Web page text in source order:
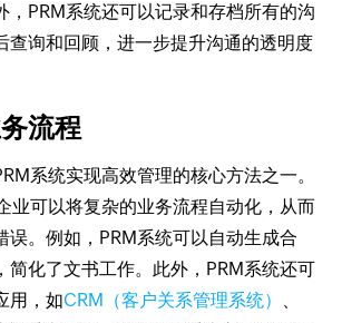
，PRM系统还可以记录和存档所有的沟
查询和回顾，进一步提升沟通的透明度
流程
系统实现高效管理的核心方法之一。
业可以将复杂的业务流程自动化，从而
误。例如，PRM系统可以自动生成合
简化了文书工作。此外，PRM系统还可
用，如CRM（客户关系管理系统） 、